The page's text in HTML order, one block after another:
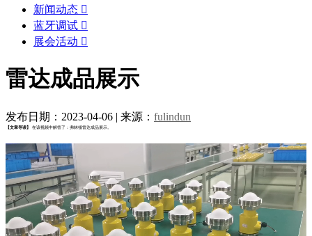
新闻动态 
蓝牙调试 
展会活动 
雷达成品展示
发布日期：2023-04-06 | 来源： fulindun
【文章导读】 在该视频中解答了：弗林顿雷达成品展示。